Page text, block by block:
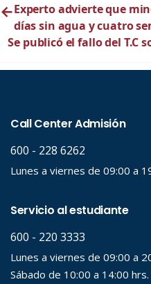
←Experto advierte que
días sin agua y cuatro
Se publicó el fallo del T.C